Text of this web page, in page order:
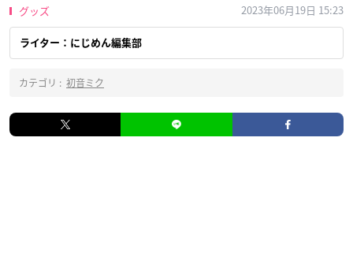
グッズ 2023年06月19日 15:23
ライター：にじめん編集部
カテゴリ : 初音ミク